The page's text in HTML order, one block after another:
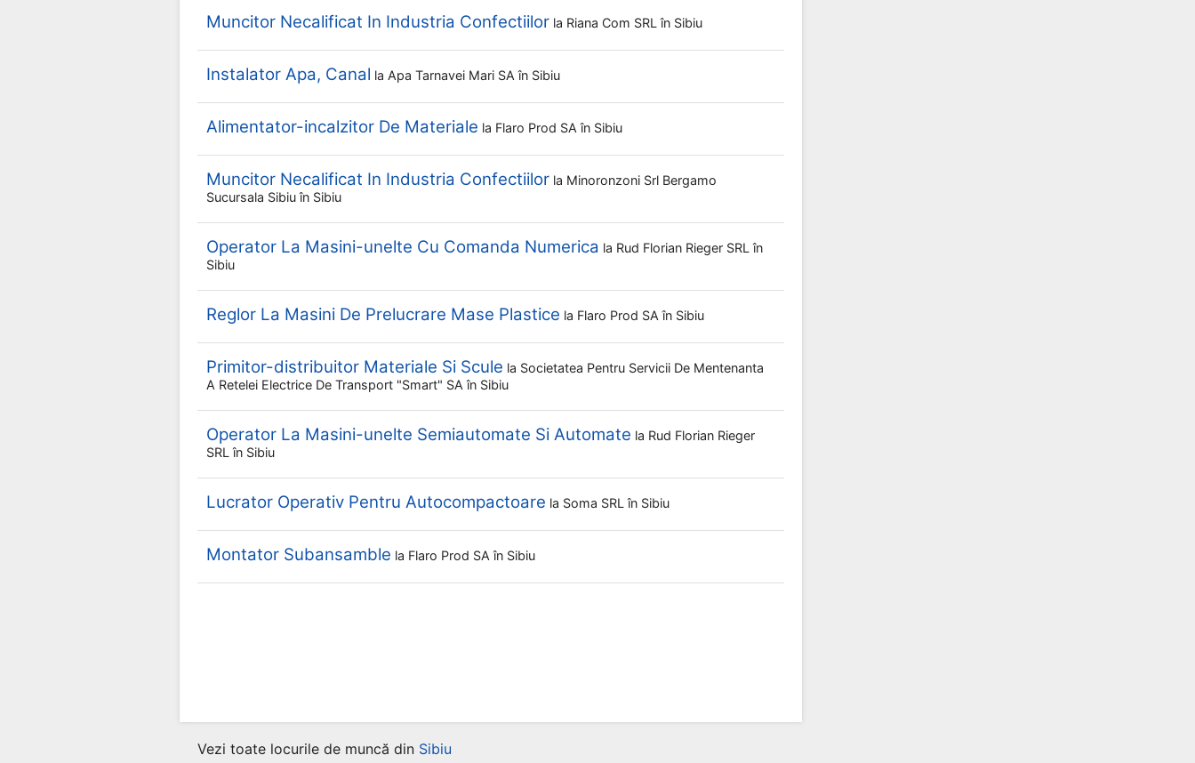
Muncitor Necalificat In Industria Confectiilor la Riana Com SRL în Sibiu
Instalator Apa, Canal la Apa Tarnavei Mari SA în Sibiu
Alimentator-incalzitor De Materiale la Flaro Prod SA în Sibiu
Muncitor Necalificat In Industria Confectiilor la Minoronzoni Srl Bergamo
Sucursala Sibiu în Sibiu
Operator La Masini-unelte Cu Comanda Numerica la Rud Florian Rieger SRL în
Sibiu
Reglor La Masini De Prelucrare Mase Plastice la Flaro Prod SA în Sibiu
Primitor-distribuitor Materiale Si Scule la Societatea Pentru Servicii De Mentenanta
A Retelei Electrice De Transport "smart" SA în Sibiu
Operator La Masini-unelte Semiautomate Si Automate la Rud Florian Rieger
SRL în Sibiu
Lucrator Operativ Pentru Autocompactoare la Soma SRL în Sibiu
Montator Subansamble la Flaro Prod SA în Sibiu
Vezi toate locurile de muncă din Sibiu